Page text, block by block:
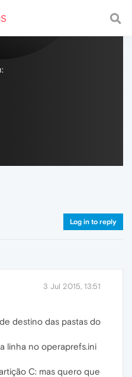
with a fast and
Log in to reply
3 Jul 2015, 13:51
destino das pastas do
linha no operaprefs.ini
C: mas quero que